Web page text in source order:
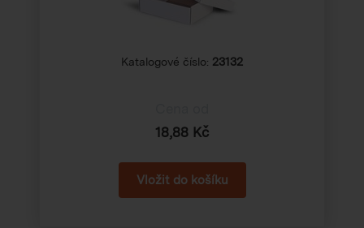
Katalogové číslo: 23132
18,88 Kč